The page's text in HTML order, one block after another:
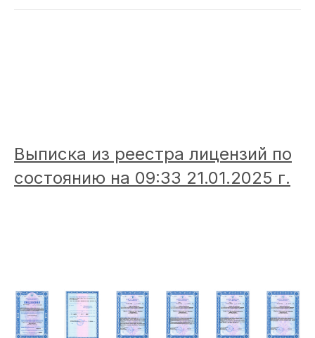
Выписка из реестра лицензий по
состоянию на 09:33 21.01.2025 г.